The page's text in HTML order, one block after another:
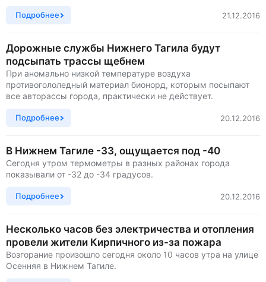
Подробнее 21.12.2016
Дорожные службы Нижнего Тагила будут
подсыпать трассы щебнем
При аномально низкой температуре воздуха
противогололедный материал бионорд, которым посыпают
все авторассы города, практически не действует.
Подробнее 20.12.2016
В Нижнем Тагиле -33, ощущается под -40
Сегодня утром термометры в разных районах города
показывали от -32 до -34 градусов.
Подробнее 20.12.2016
Несколько часов без электричества и отопления
провели жители Кирпичного из-за пожара
Возгорание произошло сегодня около 10 часов утра на улице
Осенняя в Нижнем Тагиле.